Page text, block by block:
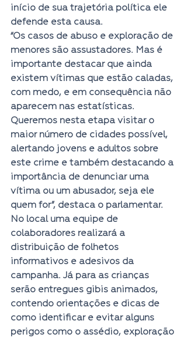
início de sua trajetória política ele
defende esta causa.
“Os casos de abuso e exploração de
menores são assustadores. Mas é
importante destacar que ainda
existem vítimas que estão caladas,
com medo, e em consequência não
aparecem nas estatísticas.
Queremos nesta etapa visitar o
maior número de cidades possível,
alertando jovens e adultos sobre
este crime e também destacando a
importância de denunciar uma
vítima ou um abusador, seja ele
quem for”, destaca o parlamentar.
No local uma equipe de
colaboradores realizará a
distribuição de folhetos
informativos e adesivos da
campanha. Já para as crianças
serão entregues gibis animados,
contendo orientações e dicas de
como identificar e evitar alguns
perigos como o assédio, exploração